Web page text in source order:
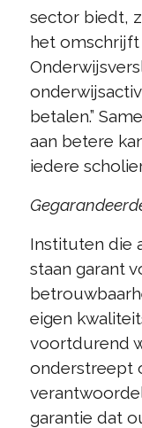
sector biedt,
het omschrijft
betalen.”
aan betere
iedere
Instituten die
staan garant
eigen
voortdurend
onderstreept
garantie dat